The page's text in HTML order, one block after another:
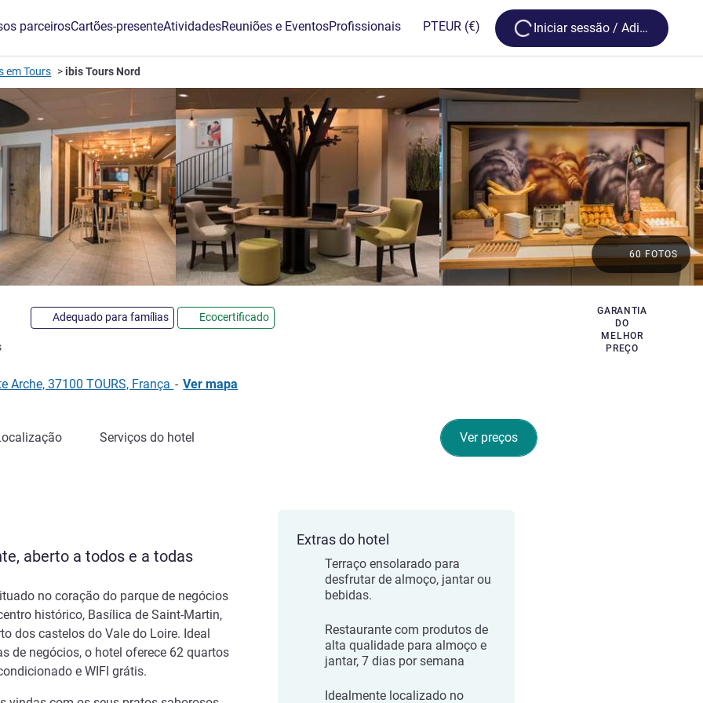
parceirosCartões-presenteAtividadesReuniões e EventosProfissionais PTEUR (€) Loading...
Iniciar sessão / Adira
em Tours ibis Tours Nord
3 estrelas
Adequado para famílias Ecocertificado
GARANTIA
DO
MELHOR
PREÇO
60 FOTOS
Arche, 37100 TOURS, França - Ver mapa
Ver preços
Serviços do hotel
aberto a todos e a todas
no coração do parque de negócios
histórico, Basílica de Saint-Martin,
dos castelos do Vale do Loire. Ideal
de negócios, o hotel oferece 62 quartos
e WIFI grátis.
Extras do hotel
Terraço ensolarado para
desfrutar de almoço, jantar ou
bebidas.
Restaurante com produtos de
alta qualidade para almoço e
jantar, 7 dias por semana
Idealmente localizado no